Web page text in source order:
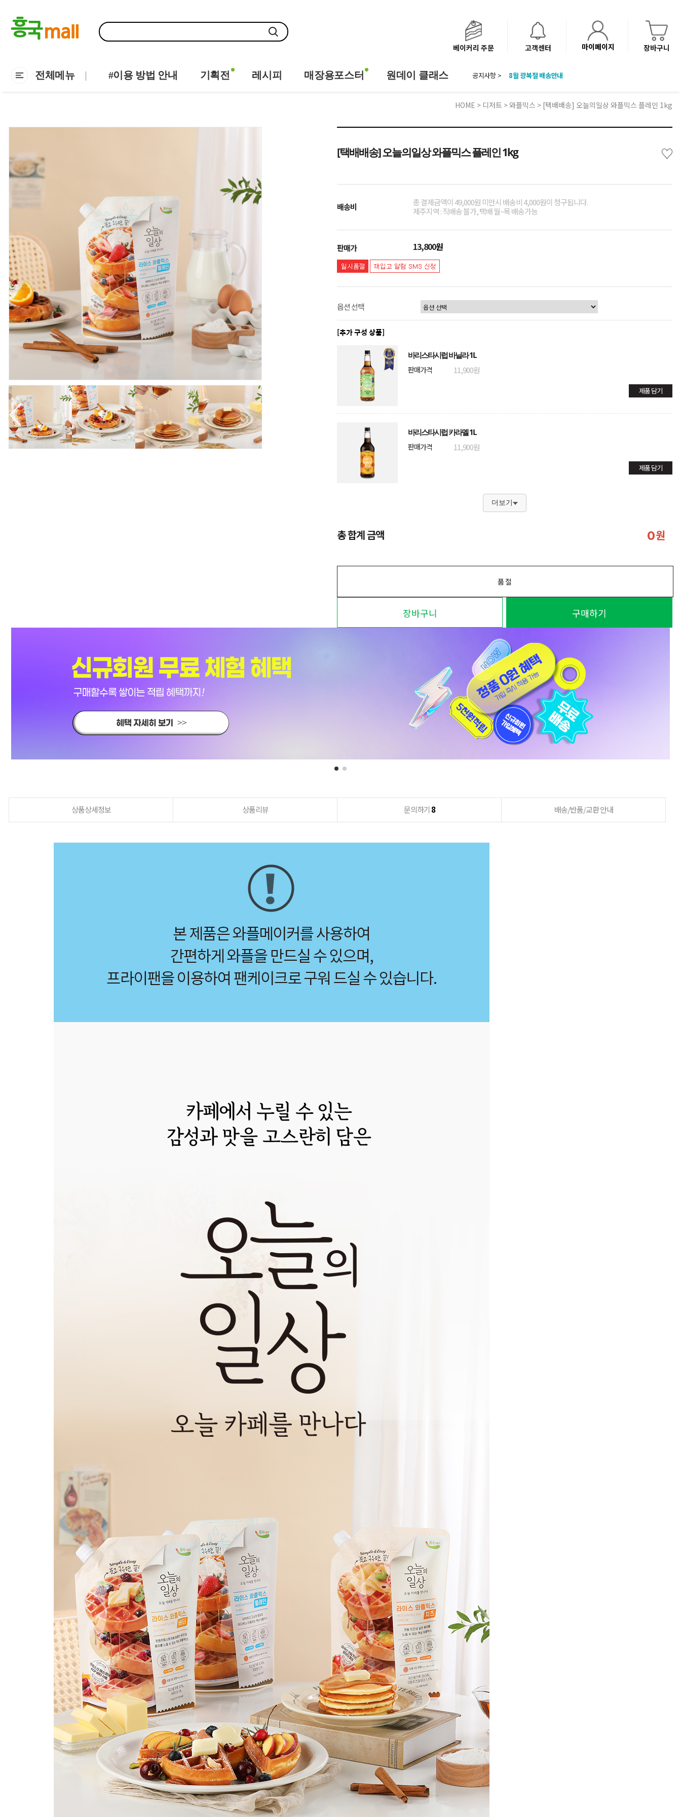
베이커리 주문 고객센터 마이페이지 장바구니
전체메뉴 #이용 방법 안내 기획전 레시피 매장용포스터 원데이 클래스 공지사항 >
'NEW 바이브믹스 or 바리스타시럽 1종' 체험단 발표
HOME > 디저트 >와플믹스 > [택배배송] 오늘의일상 와플믹스 플레인 1kg
[택배배송] 오늘의일상 와플믹스 플레인 1kg ♡
배송비
총 결제금액이 49,000원 미만시 배송비 4,000원이 청구됩니다.
제주지역 : 직배송 불가, 택배 월~목 배송가능
판매가 13,800원
옵션 선택
[추가 구성 상품]
바리스타시럽 바닐라 1L
판매가격
11,900원
제품 담기
바리스타시럽 카라멜 1L
판매가격
11,900원
제품 담기
더보기
총 합계 금액 0원
품절
장바구니 구매하기
상품상세정보 상품리뷰 문의하기 8 배송/반품/교환 안내